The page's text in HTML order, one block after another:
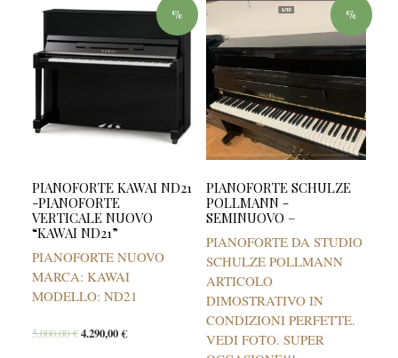
%
PIANOFORTE KAWAI ND21
-PIANOFORTE
VERTICALE NUOVO
“KAWAI ND21”
PIANOFORTE NUOVO
MARCA: KAWAI
MODELLO: ND21
5.000,00€4.290,00€
%
PIANOFORTE SCHULZE
POLLMANN -
SEMINUOVO –
PIANOFORTE DA STUDIO
SCHULZE POLLMANN
ARTICOLO
DIMOSTRATIVO IN
CONDIZIONI PERFETTE.
VEDI FOTO. SUPER